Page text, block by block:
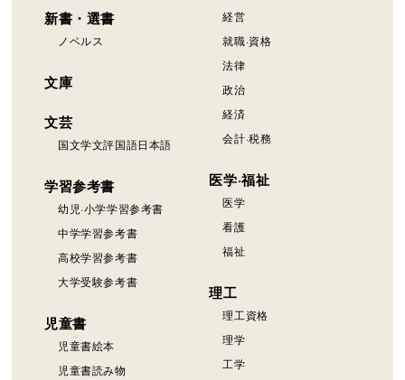
新書・選書
ノベルス
文庫
文芸
国文学文評国語日本語
学習参考書
幼児·小学学習参考書
中学学習参考書
高校学習参考書
大学受験参考書
児童書
児童書絵本
児童書読み物
経営
就職·資格
法律
政治
経済
会計·税務
医学·福祉
医学
看護
福祉
理工
理工資格
理学
工学